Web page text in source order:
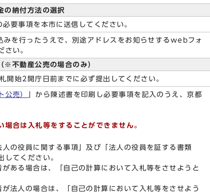
納付方法の選択
要事項を本市に送信してください。
を行ったうえで、別途アドレスをお知らせするwebフォ
さい。
不動産公売の場合のみ）
開始2開庁日前までに必ず提出してください。
公売）
」から陳述書を印刷し必要事項を記入のうえ、京都
合は入札等をすることができません。
の役員に関する事項」及び「法人の役員を証する書類
してください。
ある場合は、「自己の計算において入札等をさせようと
法人の場合は、「自己の計算において入札等をさせよう